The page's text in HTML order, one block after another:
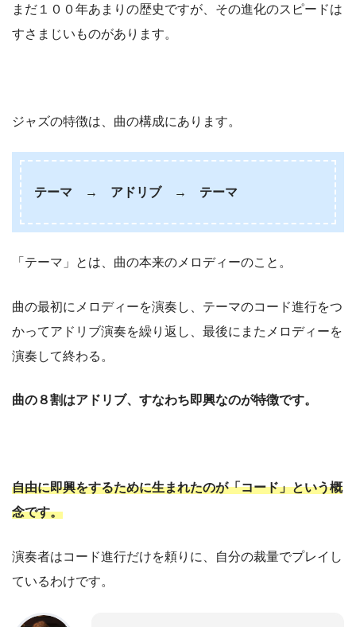
まだ１００年あまりの歴史ですが、その進化のスピードは
すさまじいものがあります。
ジャズの特徴は、曲の構成にあります。
テーマ → アドリブ → テーマ
「テーマ」とは、曲の本来のメロディーのこと。
曲の最初にメロディーを演奏し、テーマのコード進行をつ
かってアドリブ演奏を繰り返し、最後にまたメロディーを
演奏して終わる。
曲の８割はアドリブ、すなわち即興なのが特徴です。
自由に即興をするために生まれたのが「コード」という概
念です。
演奏者はコード進行だけを頼りに、自分の裁量でプレイし
ているわけです。